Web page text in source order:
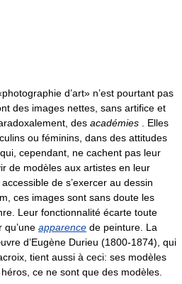
d’art» n’est pourtant pas
des images nettes, sans artifice et
des académies . Elles
ou féminins, dans des attitudes
cependant, ne cachent pas leur
de modèles aux artistes en leur
de s’exercer au dessin
ces images sont sans doute les
Leur fonctionnalité écarte toute
qu’une apparence de peinture. La
d’Eugène Durieu (1800-1874), qui
tient aussi à ceci: ses modèles
ce ne sont que des modèles.